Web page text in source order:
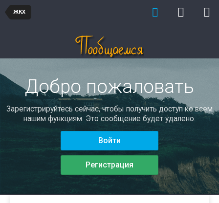
ЖКХ
Добро пожаловать
Зарегистрируйтесь сейчас, чтобы получить доступ ко всем
нашим функциям. Это сообщение будет удалено.
Войти
Регистрация